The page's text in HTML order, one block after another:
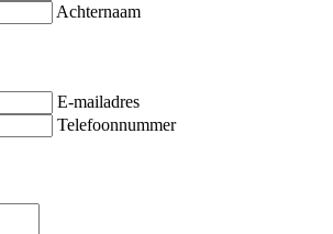
Achternaam
E-mailadres
Telefoonnummer